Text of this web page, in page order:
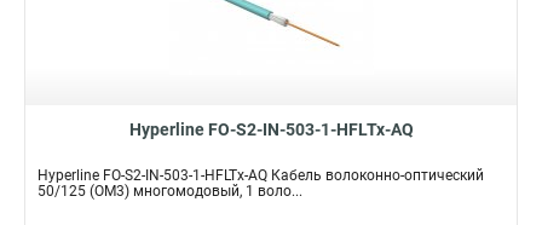
Hyperline FO-S2-IN-503-1-HFLTx-AQ
Hyperline FO-S2-IN-503-1-HFLTx-AQ Кабель волоконно-оптический
50/125 (OM3) многомодовый, 1 воло...